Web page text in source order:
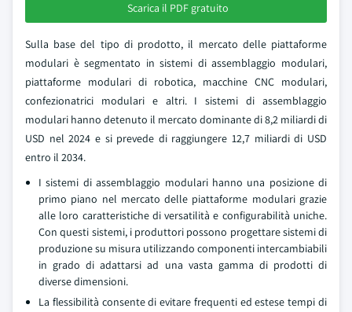
Scarica il PDF gratuito
Sulla base del tipo di prodotto, il mercato delle piattaforme
modulari è segmentato in sistemi di assemblaggio modulari,
piattaforme modulari di robotica, macchine CNC modulari,
confezionatrici modulari e altri. I sistemi di assemblaggio
modulari hanno detenuto il mercato dominante di 8,2 miliardi di
USD nel 2024 e si prevede di raggiungere 12,7 miliardi di USD
entro il 2034.
I sistemi di assemblaggio modulari hanno una posizione di
primo piano nel mercato delle piattaforme modulari grazie
alle loro caratteristiche di versatilità e configurabilità uniche.
Con questi sistemi, i produttori possono progettare sistemi di
produzione su misura utilizzando componenti intercambiabili
in grado di adattarsi ad una vasta gamma di prodotti di
diverse dimensioni.
La flessibilità consente di evitare frequenti ed estese tempi di